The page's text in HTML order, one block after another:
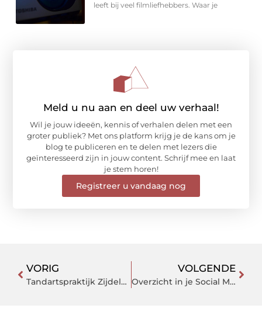
leeft bij veel filmliefhebbers. Waar je
Meld u nu aan en deel uw verhaal!
Wil je jouw ideeën, kennis of verhalen delen met een
groter publiek? Met ons platform krijg je de kans om je
blog te publiceren en te delen met lezers die
geïnteresseerd zijn in jouw content. Schrijf mee en laat
je stem horen!
Registreer u vandaag nog
VORIG
Tandartspraktijk Zijdelwaard: Uw Betrouwbare Tandarts in Mijdrecht
VOLGENDE
Overzicht in je Social Media Beheer met Pinterest Planner